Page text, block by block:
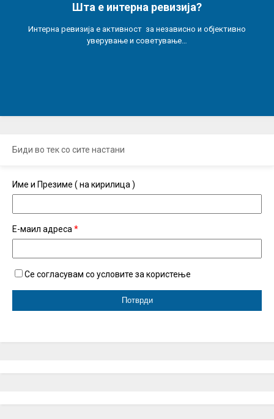
Шта е интерна ревизија?
Интерна ревизија е активност за независно и објективно
уверување и советување…
Биди во тек со сите настани
Име и Презиме ( на кирилица )
Е-маил адреса *
Се согласувам со условите за користење